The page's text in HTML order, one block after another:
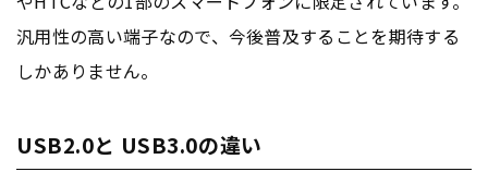
汎用性の高い端子なので、今後普及することを期待する
しかありません。
USB2.0と USB3.0の違い